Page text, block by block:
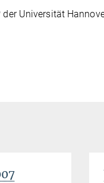
Universität